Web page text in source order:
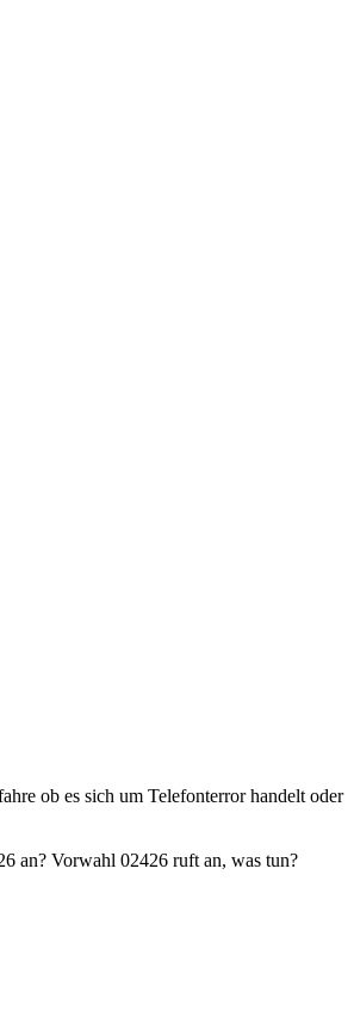
ob es sich um Telefonterror handelt oder
an? Vorwahl 02426 ruft an, was tun?